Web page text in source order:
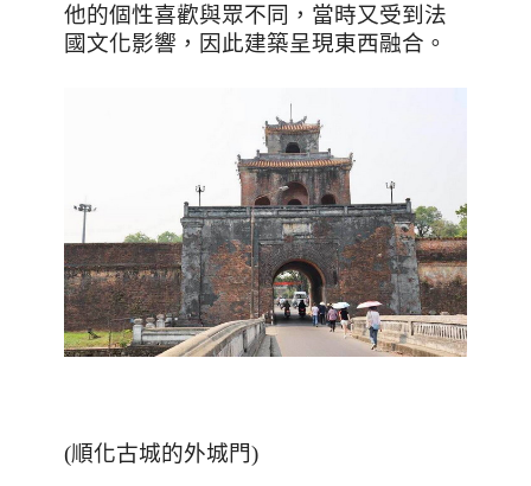
他的個性喜歡與眾不同，當時又受到法
國文化影響，因此建築呈現東西融合。
(順化古城的外城門)